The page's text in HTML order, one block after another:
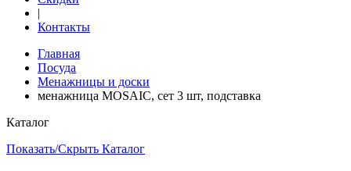
|
Контакты
Главная
Посуда
Менажницы и доски
менажница MOSAIC, сет 3 шт, подставка
Каталог
Показать/Скрыть Каталог